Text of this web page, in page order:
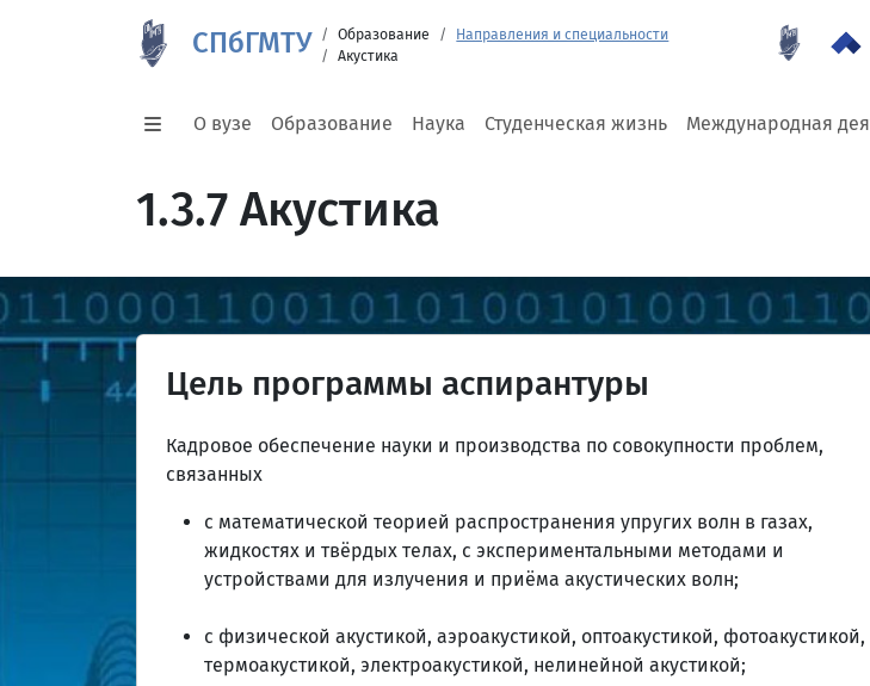
СПбГМТУ Образование
Направления и специальности
Акустика
О вузе Образование Наука Студенческая жизнь Международная
1.3.7 Акустика
Цель программы аспирантуры
Кадровое обеспечение науки и производства по совокупности проблем,
связанных
с математической теорией распространения упругих волн в газах,
жидкостях и твёрдых телах, с экспериментальными методами и
устройствами для излучения и приёма акустических волн;
с физической акустикой, аэроакустикой, оптоакустикой, фотоакустикой,
термоакустикой, электроакустикой, нелинейной акустикой;